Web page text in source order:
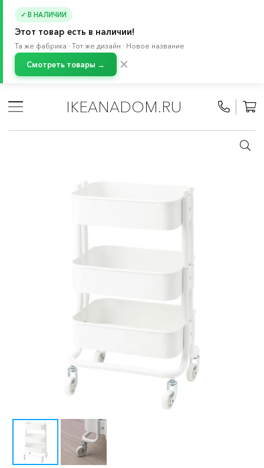
✓ В НАЛИЧИИ
Этот товар есть в наличии!
Та же фабрика · Тот же дизайн · Новое название
Смотреть товары → ✕
IKEANADOM.RU
Модули и столики на колесах /
Кухонные островки и столики на колесах